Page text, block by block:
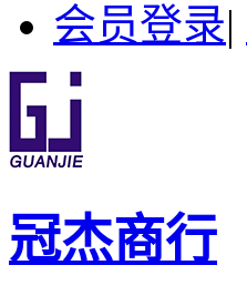
会员登录|
冠杰商行